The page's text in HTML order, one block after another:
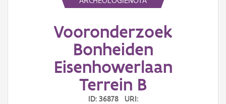
Vooronderzoek
Bonheiden
Eisenhowerlaan
Terrein B
ID: 36878 URI: